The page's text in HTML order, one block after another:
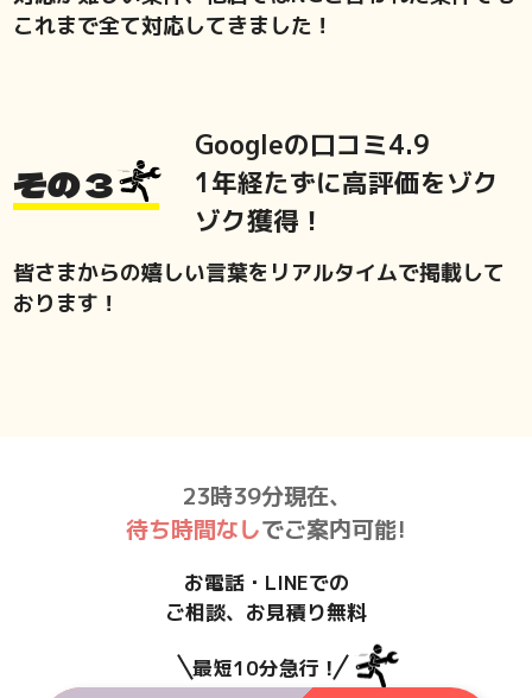
これまで全て対応してきました！
その３
Googleの口コミ4.9
1年経たずに高評価をゾク
ゾク獲得！
皆さまからの嬉しい言葉をリアルタイムで掲載して
おります！
23時39分現在、
待ち時間なしでご案内可能!
お電話・LINEでの
ご相談、お見積り無料
最短10分急行！